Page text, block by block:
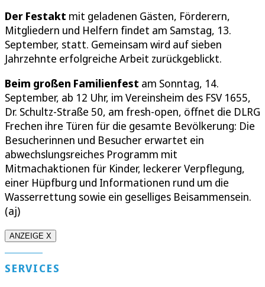
Der Festakt mit geladenen Gästen, Förderern,
Mitgliedern und Helfern findet am Samstag, 13.
September, statt. Gemeinsam wird auf sieben
Jahrzehnte erfolgreiche Arbeit zurückgeblickt.
Beim großen Familienfest am Sonntag, 14.
September, ab 12 Uhr, im Vereinsheim des FSV 1655,
Dr. Schultz-Straße 50, am fresh-open, öffnet die DLRG
Frechen ihre Türen für die gesamte Bevölkerung: Die
Besucherinnen und Besucher erwartet ein
abwechslungsreiches Programm mit
Mitmachaktionen für Kinder, leckerer Verpflegung,
einer Hüpfburg und Informationen rund um die
Wasserrettung sowie ein geselliges Beisammensein.
(aj)
ANZEIGE X
SERVICES